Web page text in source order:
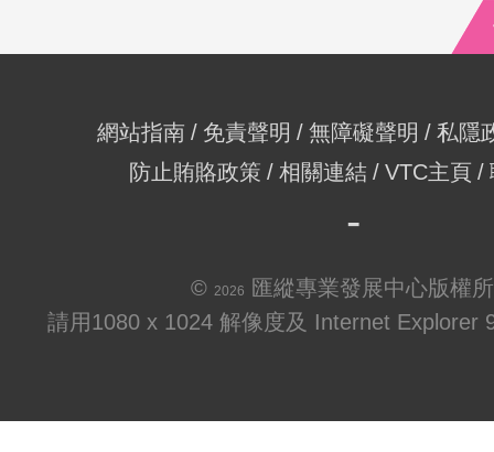
網站指南 免責聲明 無障礙聲明
私隱
防止賄賂政策
相關連結 VTC主頁
© 2026
匯縱專業發展中心版權
請用1080 x 1024 解像度及 Internet Explorer